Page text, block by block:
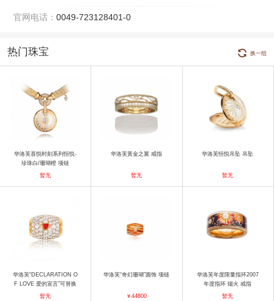
官网电话： 0049-723128401-0
热门珠宝 换一组
华洛芙喜悦时刻系列恒悦-
珍珠白/珊瑚橙 项链
暂无
华洛芙黃金之翼 戒指
暂无
华洛芙恒悦吊坠 吊坠
暂无
华洛芙“DECLARATION O
F LOVE 爱的宣言”可替换
圆饰 吊坠
暂无
华洛芙“奇幻珊瑚”圆饰 项链
￥44800
华洛芙年度限量指环2007
年度指环 烟火 戒指
暂无